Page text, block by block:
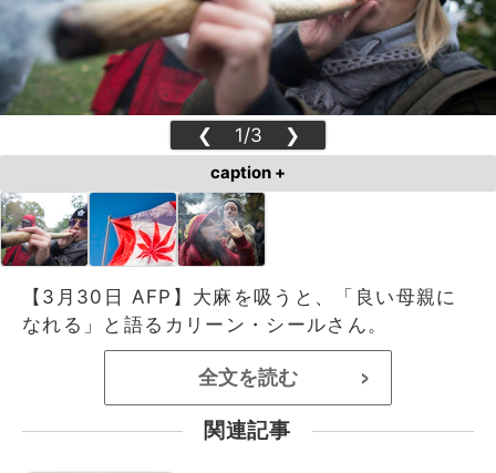
❮ 1/3 ❯
caption +
【3月30日 AFP】大麻を吸うと、「良い母親に
なれる」と語るカリーン・シールさん。
全文を読む >
関連記事